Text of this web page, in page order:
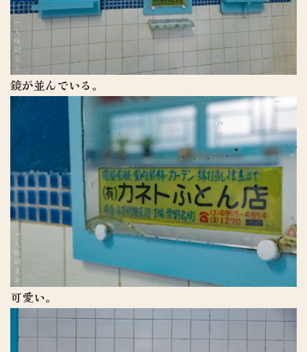
鏡が並んでいる。
可愛い。